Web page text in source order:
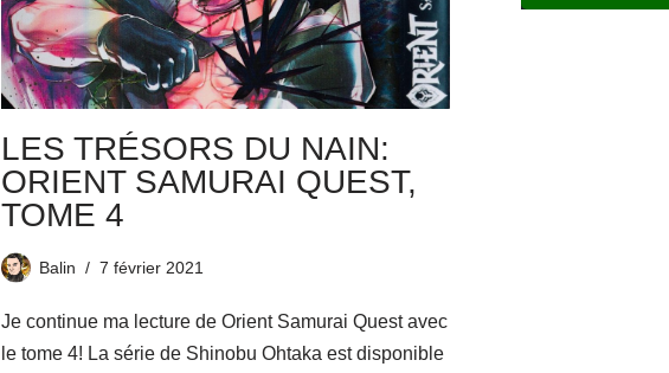
LES TRÉSORS DU NAIN:
ORIENT SAMURAI QUEST,
TOME 4
Balin 7 février 2021
Je continue ma lecture de Orient Samurai Quest avec
le tome 4! La série de Shinobu Ohtaka est disponible